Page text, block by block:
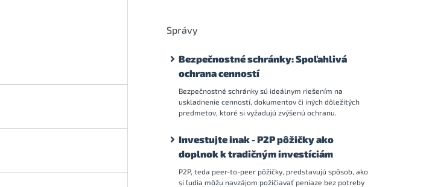
Správy
Bezpečnostné schránky: Spoľahlivá
ochrana cenností
Bezpečnostné schránky sú ideálnym riešením na
uskladnenie cenností, dokumentov či iných dôležitých
predmetov, ktoré si vyžadujú zvýšenú ochranu.
Investujte inak - P2P pôžičky ako
doplnok k tradičným investíciám
P2P, teda peer-to-peer pôžičky, predstavujú spôsob, ako
si ľudia môžu navzájom požičiavať peniaze bez potreby